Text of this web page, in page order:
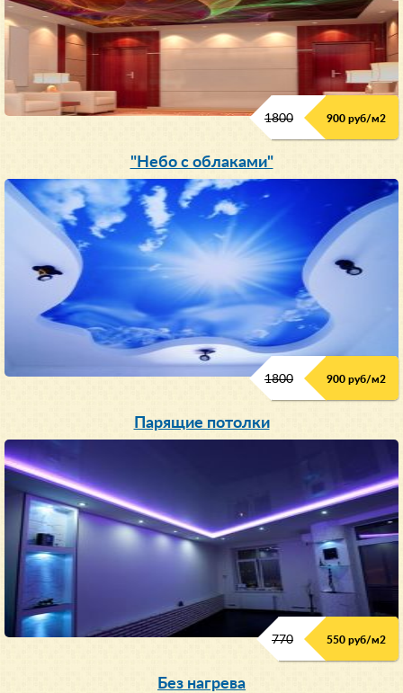
1800 900 руб/м2
"Небо с облаками"
1800 900 руб/м2
Парящие потолки
770 550 руб/м2
Без нагрева